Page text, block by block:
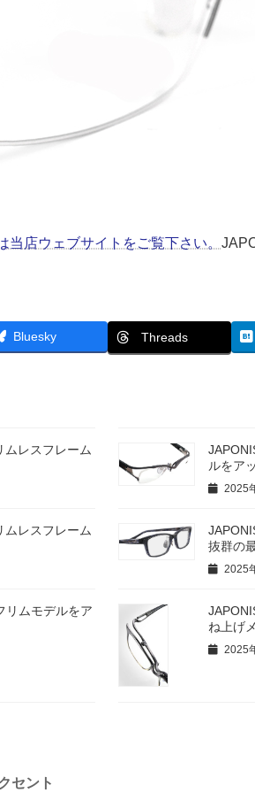
店ウェブサイトをご覧下さい。
Bluesky Threads
レスフレーム
ルをア
2025
レスフレーム
抜群の
2025
リムモデルをア
ね上げ
2025
セント